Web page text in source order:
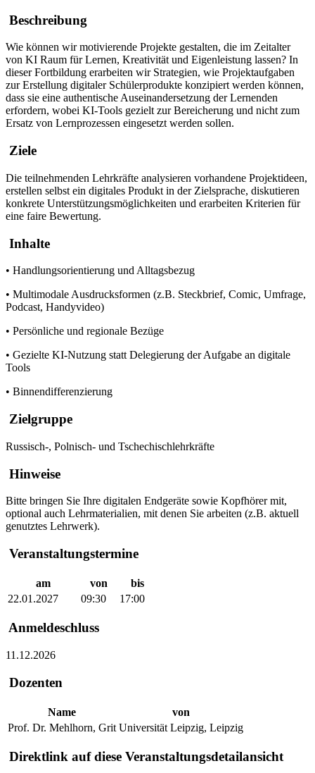
Beschreibung
Wie können wir motivierende Projekte gestalten, die im Zeitalter
von KI Raum für Lernen, Kreativität und Eigenleistung lassen? In
dieser Fortbildung erarbeiten wir Strategien, wie Projektaufgaben
zur Erstellung digitaler Schülerprodukte konzipiert werden können,
dass sie eine authentische Auseinandersetzung der Lernenden
erfordern, wobei KI-Tools gezielt zur Bereicherung und nicht zum
Ersatz von Lernprozessen eingesetzt werden sollen.
Ziele
Die teilnehmenden Lehrkräfte analysieren vorhandene Projektideen,
erstellen selbst ein digitales Produkt in der Zielsprache, diskutieren
konkrete Unterstützungsmöglichkeiten und erarbeiten Kriterien für
eine faire Bewertung.
Inhalte
• Handlungsorientierung und Alltagsbezug
• Multimodale Ausdrucksformen (z.B. Steckbrief, Comic, Umfrage,
Podcast, Handyvideo)
• Persönliche und regionale Bezüge
• Gezielte KI-Nutzung statt Delegierung der Aufgabe an digitale
Tools
• Binnendifferenzierung
Zielgruppe
Russisch-, Polnisch- und Tschechischlehrkräfte
Hinweise
Bitte bringen Sie Ihre digitalen Endgeräte sowie Kopfhörer mit,
optional auch Lehrmaterialien, mit denen Sie arbeiten (z.B. aktuell
genutztes Lehrwerk).
Veranstaltungstermine
am von
bis
22.01.2027
09:30 17:00
Anmeldeschluss
11.12.2026
Dozenten
Name
von
Prof. Dr. Mehlhorn, Grit Universität Leipzig, Leipzig
Direktlink auf diese Veranstaltungsdetailansicht